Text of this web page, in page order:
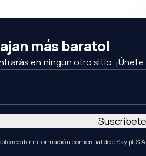
más barato!
en ningún otro sitio. ¡Únete
recibir información comercial de eSky.pl
Suscríbete